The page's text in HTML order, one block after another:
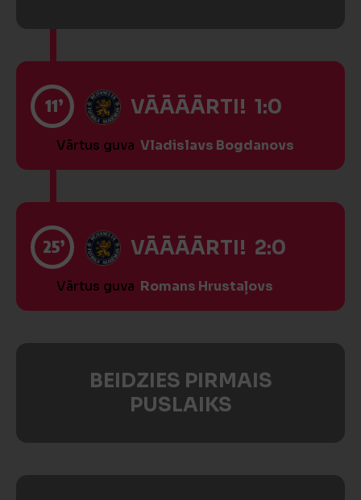
11’ VĀĀĀĀRTI! 1:0
Vārtus guva Vladislavs Bogdanovs
25’ VĀĀĀĀRTI! 2:0
Vārtus guva Romans Hrustaļovs
BEIDZIES PIRMAIS
PUSLAIKS